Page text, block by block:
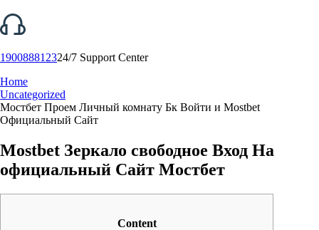
190088812324/7 Support Center
Home
Uncategorized
Мостбет Проем Личный комнату Бк Войти и Mostbet
Официальный Сайт
Mostbet Зеркало свободное Вход На
официальный Сайт Мостбет
Content